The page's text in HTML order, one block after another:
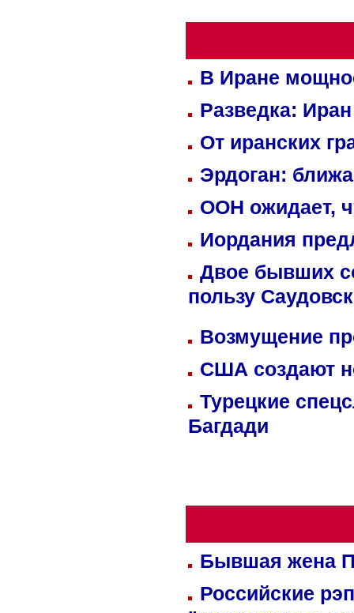
В Иране
Разведка:
От иранских
Эрдоган:
ООН ожидает,
Иордания
Двое бывших
пользу
Возмущение
США создают
Турецкие
Багдади
Бывшая жена
Российские